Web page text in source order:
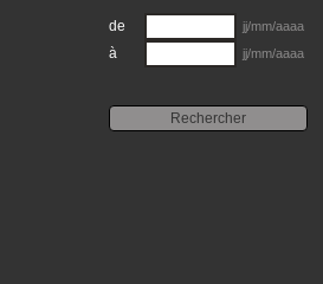
de jj/mm/aaaa
à jj/mm/aaaa